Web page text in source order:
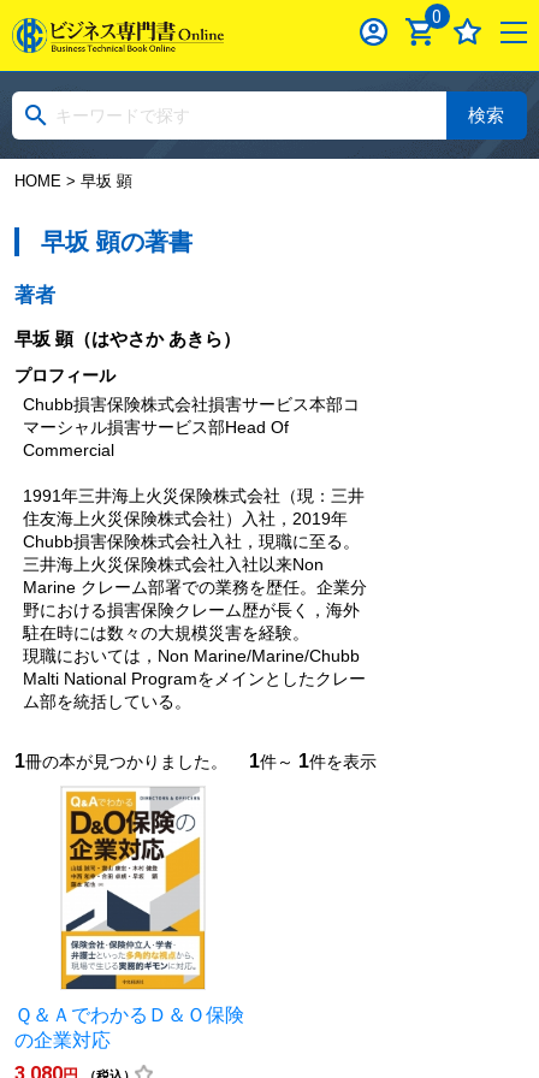
0
検索
HOME> 早坂 顕
早坂 顕の著書
著者
早坂 顕（はやさか あきら）
プロフィール
Chubb損害保険株式会社損害サービス本部コ
マーシャル損害サービス部Head Of
Commercial
1991年三井海上火災保険株式会社（現：三井
住友海上火災保険株式会社）入社，2019年
Chubb損害保険株式会社入社，現職に至る。
三井海上火災保険株式会社入社以来Non
Marine クレーム部署での業務を歴任。企業分
野における損害保険クレーム歴が長く，海外
駐在時には数々の大規模災害を経験。
現職においては，Non Marine/Marine/Chubb
Malti National Programをメインとしたクレー
ム部を統括している。
1冊の本が見つかりました。 1件～ 1件を表示
Ｑ＆ＡでわかるＤ＆Ｏ保険
の企業対応